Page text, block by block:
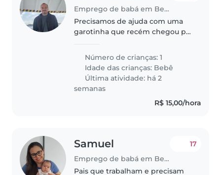
Emprego de babá em Belém
Precisamos de ajuda com uma
garotinha que recém chegou pra
Número de crianças: 1
Idade das crianças: Bebê
Última atividade: há 2
semanas
R$ 15,00/hora
Samuel
Emprego de babá em Belém
17
Pais que trabalham e precisam